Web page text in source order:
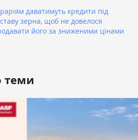
даватимуть кредити під
зерна, щоб не довелося
його за зниженими цінами
теми